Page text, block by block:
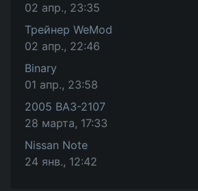
02 апр., 23:35
Трейнер WeMod
02 апр., 22:46
Binary
01 апр., 23:58
2005 ВАЗ-2107
28 марта, 17:33
Nissan Note
24 янв., 12:42